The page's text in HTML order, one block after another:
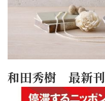
和田秀樹 最新刊